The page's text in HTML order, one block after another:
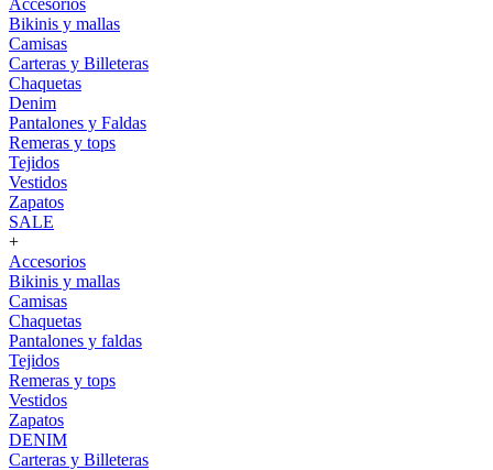
Accesorios
Bikinis y mallas
Camisas
Carteras y Billeteras
Chaquetas
Denim
Pantalones y Faldas
Remeras y tops
Tejidos
Vestidos
Zapatos
SALE
+
Accesorios
Bikinis y mallas
Camisas
Chaquetas
Pantalones y faldas
Tejidos
Remeras y tops
Vestidos
Zapatos
DENIM
Carteras y Billeteras